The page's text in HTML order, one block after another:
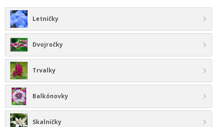
Letničky
Dvojročky
Trvalky
Balkónovky
Skalničky